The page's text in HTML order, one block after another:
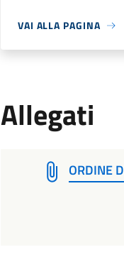
VAI ALLA PAGINA
Allegati
ORDINE